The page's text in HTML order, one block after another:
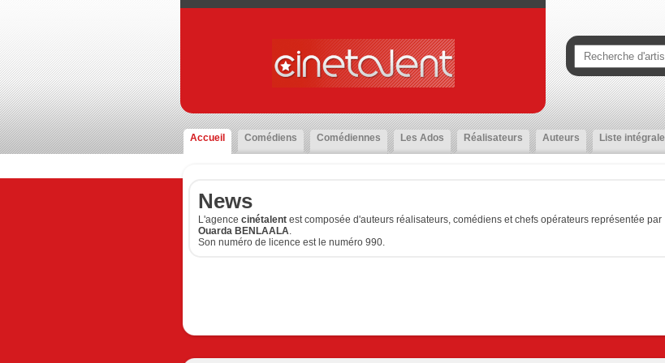
Accueil Comédiens Comédiennes Les Ados Réalisateurs Auteurs Liste intégrale
News
L'agence cinétalent est composée d'auteurs réalisateurs, comédiens et chefs opérateurs représentée par
Ouarda BENLAALA.
Son numéro de licence est le numéro 990.